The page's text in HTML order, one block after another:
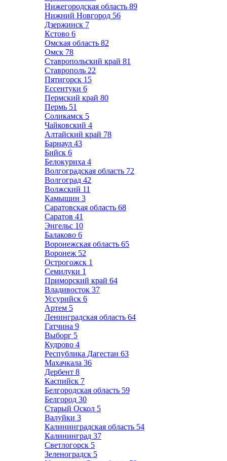
Нижегородская область 89
Нижний Новгород 56
Дзержинск 7
Кстово 6
Омская область 82
Омск 78
Ставропольский край 81
Ставрополь 22
Пятигорск 15
Ессентуки 6
Пермский край 80
Пермь 51
Соликамск 5
Чайковский 4
Алтайский край 78
Барнаул 43
Бийск 6
Белокуриха 4
Волгоградская область 72
Волгоград 42
Волжский 11
Камышин 3
Саратовская область 68
Саратов 41
Энгельс 10
Балаково 6
Воронежская область 65
Воронеж 52
Острогожск 1
Семилуки 1
Приморский край 64
Владивосток 37
Уссурийск 6
Артем 5
Ленинградская область 64
Гатчина 9
Выборг 5
Кудрово 4
Республика Дагестан 63
Махачкала 36
Дербент 8
Каспийск 7
Белгородская область 59
Белгород 30
Старый Оскол 5
Валуйки 3
Калининградская область 54
Калининград 37
Светлогорск 5
Зеленоградск 5